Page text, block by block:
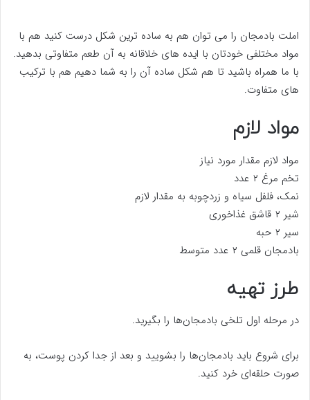
املت بادمجان را می توان هم به ساده ترین شکل درست کنید هم با
مواد مختلفی خودتان با ایده های خلاقانه به آن طعم متفاوتی بدهید.
با ما همراه باشید تا هم شکل ساده آن را به شما دهیم هم با ترکیب
های متفاوت.
مواد لازم
مواد لازم مقدار مورد نیاز
تخم مرغ ۲ عدد
نمک، فلفل سیاه و زردچوبه به مقدار لازم
شیر ۲ قاشق غذاخوری
سیر ۲ حبه
بادمجان قلمی ۲ عدد متوسط
طرز تهیه
در مرحله اول تلخی بادمجان‌ها را بگیرید.
برای شروع باید بادمجان‌ها را بشویید و بعد از جدا کردن پوست، به
صورت حلقه‌ای خرد کنید.